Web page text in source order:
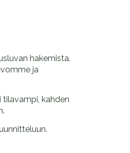
hakemista.
ja
tilavampi, kahden